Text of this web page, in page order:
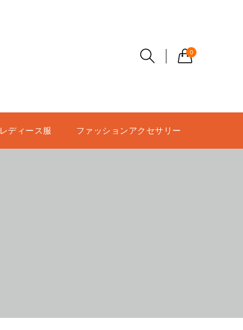
0
レディース服 ファッションアクセサリー